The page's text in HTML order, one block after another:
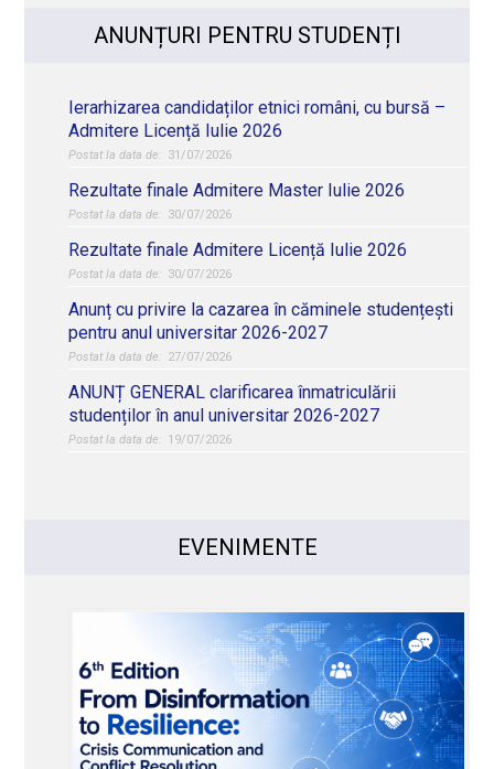
ANUNȚURI PENTRU STUDENȚI
Ierarhizarea candidaților etnici români, cu bursă –
Admitere Licență Iulie 2026
31/07/2026
Rezultate finale Admitere Master Iulie 2026
30/07/2026
Rezultate finale Admitere Licență Iulie 2026
30/07/2026
Anunț cu privire la cazarea în căminele studențești
pentru anul universitar 2026-2027
27/07/2026
ANUNȚ GENERAL clarificarea înmatriculării
studenților în anul universitar 2026-2027
19/07/2026
EVENIMENTE